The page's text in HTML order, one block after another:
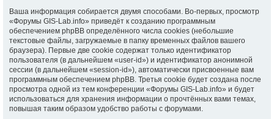
Ваша информация собирается двумя способами. Во-первых, просмотр
«Форумы GIS-Lab.info» приведёт к созданию программным
обеспечением phpBB определённого числа cookies (небольшие
текстовые файлы, загружаемые в папку временных файлов вашего
браузера). Первые две cookie содержат только идентификатор
пользователя (в дальнейшем «user-id») и идентификатор анонимной
сессии (в дальнейшем «session-id»), автоматически присвоенные вам
программным обеспечением phpBB. Третья cookie будет создана после
просмотра одной из тем конференции «Форумы GIS-Lab.info» и будет
использоваться для хранения информации о прочтённых вами темах,
повышая таким образом удобство работы с форумами.